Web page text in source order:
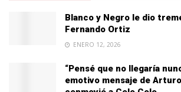
Blanco y Negro le dio
Fernando Ortiz
ENERO 12, 2026
“Pensé que no llegaría
emotivo mensaje de